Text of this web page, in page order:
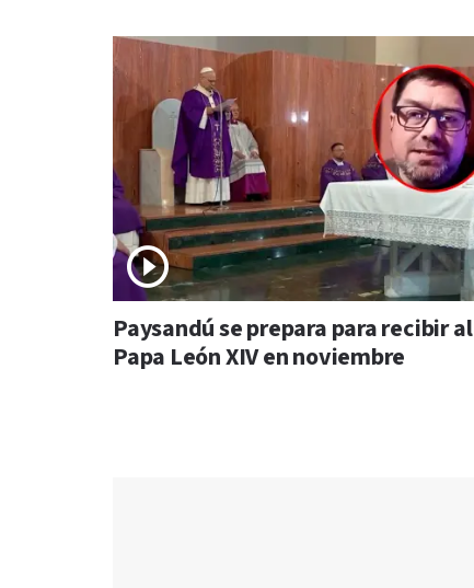
Paysandú se prepara para recibir al
Papa León XIV en noviembre